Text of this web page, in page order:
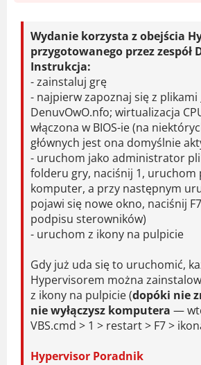
BIOS-ie. Uruchom VBS.cmd
administrator, naciśnij 1,
starcie, potem ikona na
Zginąłem. Wiele razy. Ale
Wymagania
Minimalne
System:Windows 10
(najnowsza aktualizacja)
Procesor:Intel Core i3-
Pamięć:8 GB RAM
Karta graficzna:
GTX 1060 5 GB lub
5500 XT 4 GB lub Intel
Miejsce na dysku:
Wydanie korzysta z obejścia
przygotowanego przez zespół
Instrukcja:
- zainstaluj grę
- najpierw zapoznaj się z
DenuvOwO.nfo; wirtualizacja
włączona w BIOS-ie (na
głównych jest ona domyślnie
- uruchom jako administrator
folderu gry, naciśnij 1, uruchom
komputer, a przy następnym
pojawi się nowe okno, naciśnij
podpisu sterowników)
- uruchom z ikony na pulpicie
Gdy już uda się to uruchomić,
Hypervisorem można
z ikony na pulpicie (dopóki nie
nie wyłączysz komputera —
VBS.cmd > 1 > restart > F7 >
Hypervisor Poradnik